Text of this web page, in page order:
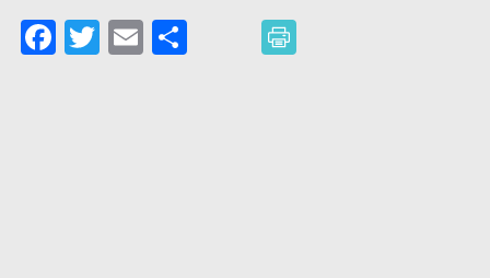
Facebook
Twitter
EmailPartager